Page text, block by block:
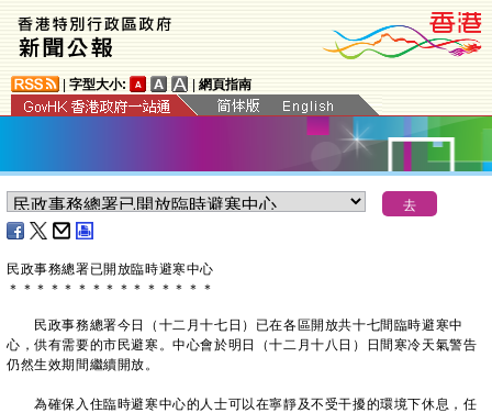
字型大小: 網頁指南
民政事務總署已開放臨時避寒中心
＊ ＊ ＊ ＊ ＊ ＊ ＊ ＊ ＊ ＊ ＊ ＊ ＊ ＊ ＊
民政事務總署今日（十二月十七日）已在各區開放共十七間臨時避寒中
心，供有需要的市民避寒。中心會於明日（十二月十八日）日間寒冷天氣警告
仍然生效期間繼續開放。
為確保入住臨時避寒中心的人士可以在寧靜及不受干擾的環境下休息，任